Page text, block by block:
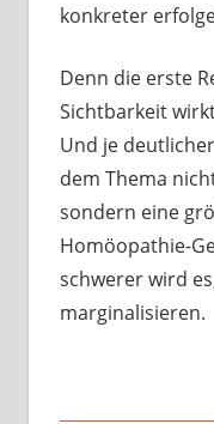
konkreter
Denn die erste
Sichtbarkeit
Und je
dem Thema
sondern eine
Homöopathie-
schwerer wird
marginalisieren.